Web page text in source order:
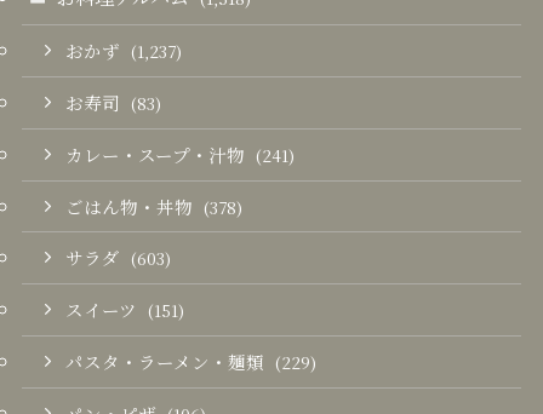
おかず (1,237)
お寿司 (83)
カレー・スープ・汁物 (241)
ごはん物・丼物 (378)
サラダ (603)
スイーツ (151)
パスタ・ラーメン・麺類 (229)